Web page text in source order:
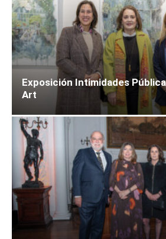
Exposición Intimidades
Art